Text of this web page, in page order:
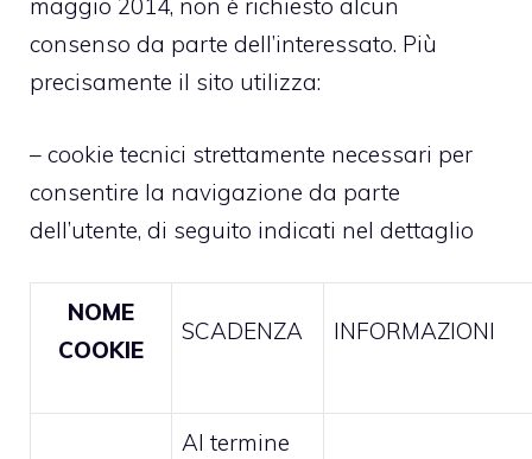
maggio 2014, non è richiesto alcun
consenso da parte dell’interessato. Più
precisamente il sito utilizza:
– cookie tecnici strettamente necessari per
consentire la navigazione da parte
dell’utente, di seguito indicati nel dettaglio
NOME
COOKIE
SCADENZA INFORMAZIONI
Al termine